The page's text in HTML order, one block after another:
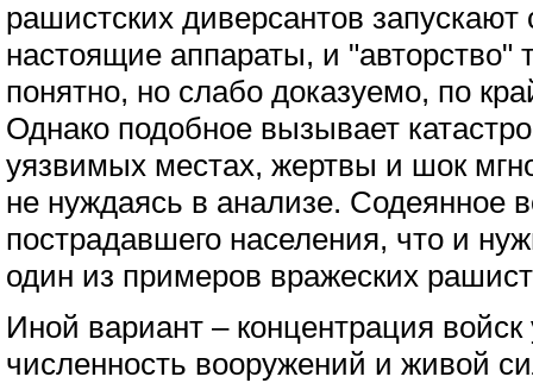
рашистских диверсантов
настоящие аппараты, и "авторство"
понятно, но слабо доказуемо, по
Однако подобное вызывает
уязвимых местах, жертвы и шок
не нуждаясь в анализе. Содеянное
пострадавшего населения, что и
один из примеров вражеских
Иной вариант – концентрация войск
численность вооружений и живой